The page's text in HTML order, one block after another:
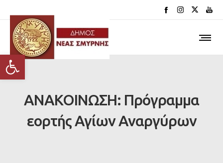
Ανοίξτε τη γραμμή εργαλείων
ΑΝΑΚΟΙΝΩΣΗ: Πρόγραμμα
εορτής Αγίων Αναργύρων